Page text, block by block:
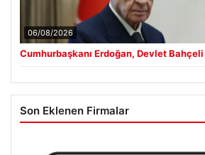
06/08/2026
Cumhurbaşkanı Erdoğan, Devlet
Son Eklenen Firmalar